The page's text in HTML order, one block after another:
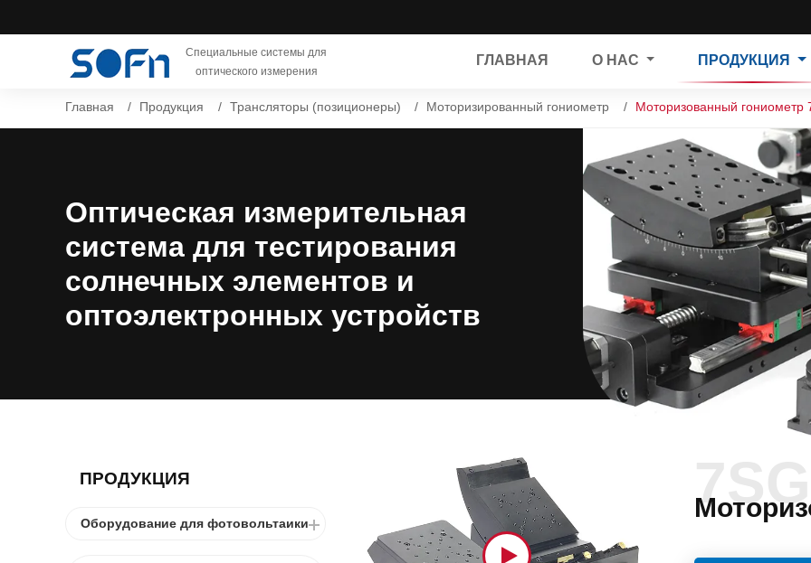
Специальные системы для
оптического измерения
ГЛАВНАЯ О НАС ПРОДУКЦИЯ
Главная Продукция Трансляторы (позиционеры) Моторизированный гониометр Моторизованный гониометр
Оптическая измерительная
система для тестирования
солнечных элементов и
оптоэлектронных устройств
ПРОДУКЦИЯ
Оборудование для фотовольтаики